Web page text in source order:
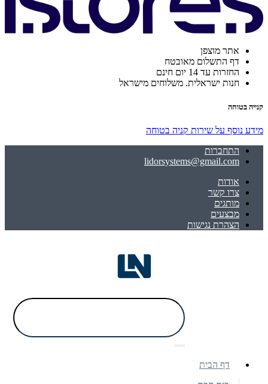
אתר מוצפן
דף התשלום מאובטח
החזרות עד 14 יום חינם
חנות ישראלית. משלוחים מישראל
קנייה בטוחה
מידע נוסף על שירות קניה בטוחה
התחברות
lidorsystems@gmail.com
אודות
צרו קשר
מותגים
מבצעים
הצהרת נגישות
דף הבית